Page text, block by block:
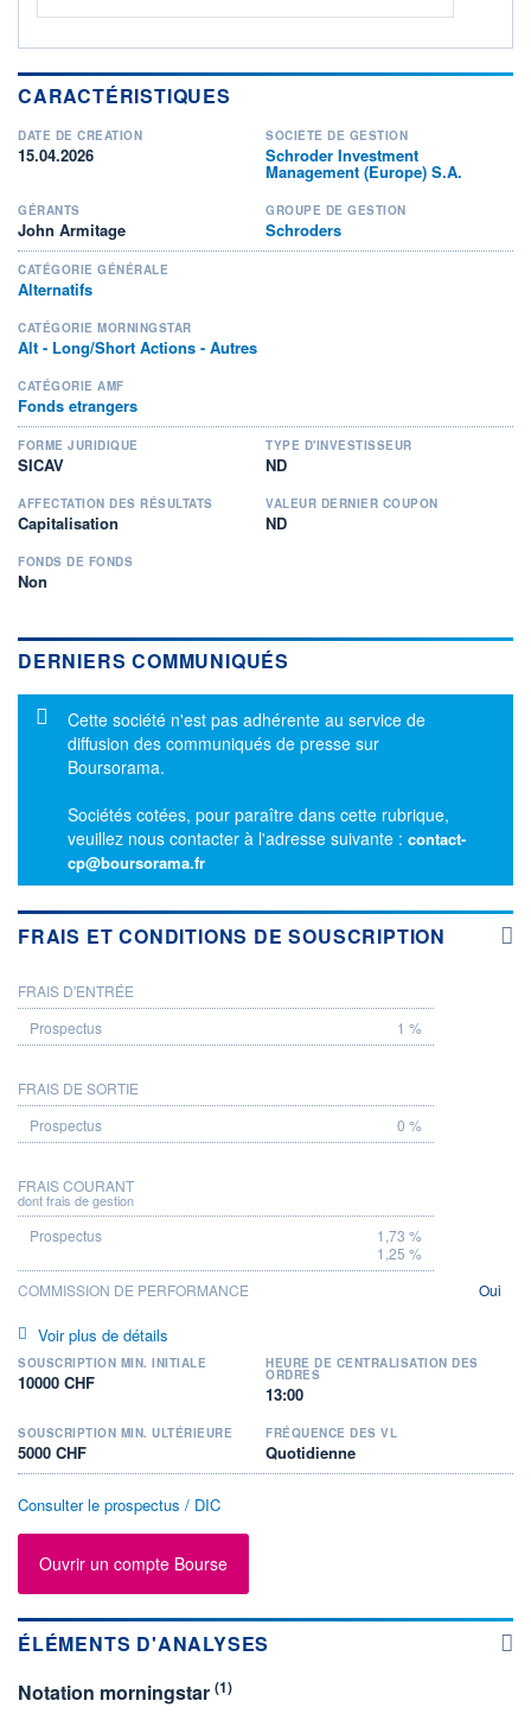
CARACTÉRISTIQUES
DATE DE CRÉATION
15.04.2026
SOCIÉTÉ DE GESTION
Schroder Investment
Management (Europe) S.A.
GÉRANTS
John Armitage
GROUPE DE GESTION
Schroders
CATÉGORIE GÉNÉRALE
Alternatifs
CATÉGORIE MORNINGSTAR
Alt - Long/Short Actions - Autres
CATÉGORIE AMF
Fonds etrangers
FORME JURIDIQUE
SICAV
TYPE D'INVESTISSEUR
ND
AFFECTATION DES RÉSULTATS
Capitalisation
VALEUR DERNIER COUPON
ND
FONDS DE FONDS
Non
DERNIERS COMMUNIQUÉS
Message d'information
Cette société n'est pas adhérente au service de
diffusion des communiqués de presse sur
Boursorama.
Sociétés cotées, pour paraître dans cette rubrique,
veuillez nous contacter à l'adresse suivante : contact-
cp@boursorama.fr
FRAIS ET CONDITIONS DE SOUSCRIPTION
PROSPECTUS
FRAIS D'ENTRÉE
1 %
FRAIS DE SORTIE
0 %
FRAIS COURANT
dont frais de gestion
1,73 %
1,25 %
COMMISSION DE PERFORMANCE
Oui
Voir plus de détails
SOUSCRIPTION MIN. INITIALE
10000 CHF
HEURE DE CENTRALISATION DES
ORDRES
13:00
SOUSCRIPTION MIN. ULTÉRIEURE
5000 CHF
FRÉQUENCE DES VL
Quotidienne
Consulter le prospectus / DIC
Ouvrir un compte Bourse
ÉLÉMENTS D'ANALYSES
Notation morningstar (1)